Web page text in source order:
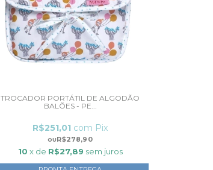
TROCADOR PORTÁTIL DE ALGODÃO
BALÕES - PE...
R$278,90
R$251,01 com Pix
10 x de R$27,89 sem juros